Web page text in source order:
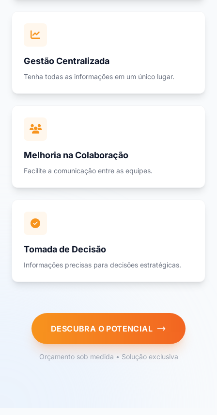
Gestão Centralizada
Tenha todas as informações em um único lugar.
Melhoria na Colaboração
Facilite a comunicação entre as equipes.
Tomada de Decisão
Informações precisas para decisões estratégicas.
DESCUBRA O POTENCIAL
Orçamento sob medida • Solução exclusiva